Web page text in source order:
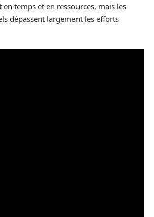
temps et en ressources, mais les
dépassent largement les efforts